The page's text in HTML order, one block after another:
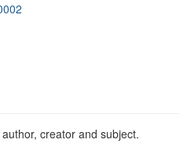
creator and subject.